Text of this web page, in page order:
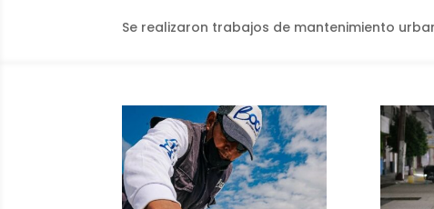
Se realizaron trabajos de mantenimiento